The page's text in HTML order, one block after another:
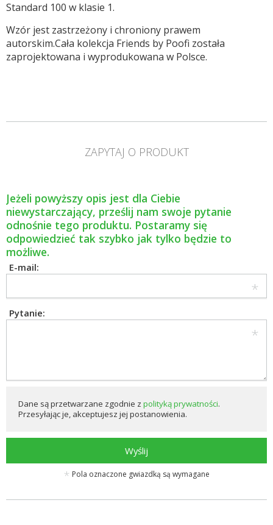
Standard 100 w klasie 1.
Wzór jest zastrzeżony i chroniony prawem
autorskim.Cała kolekcja Friends by Poofi została
zaprojektowana i wyprodukowana w Polsce.
ZAPYTAJ O PRODUKT
Jeżeli powyższy opis jest dla Ciebie
niewystarczający, prześlij nam swoje pytanie
odnośnie tego produktu. Postaramy się
odpowiedzieć tak szybko jak tylko będzie to
możliwe.
E-mail:
Pytanie:
Dane są przetwarzane zgodnie z polityką prywatności.
Przesyłając je, akceptujesz jej postanowienia.
Wyślij
Pola oznaczone gwiazdką są wymagane